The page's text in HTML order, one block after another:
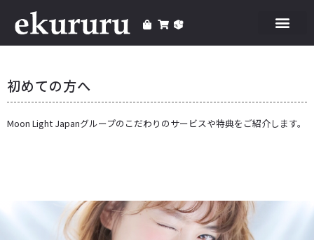
初めての方へ
Moon Light Japanグループのこだわりのサービスや特典をご紹介します。